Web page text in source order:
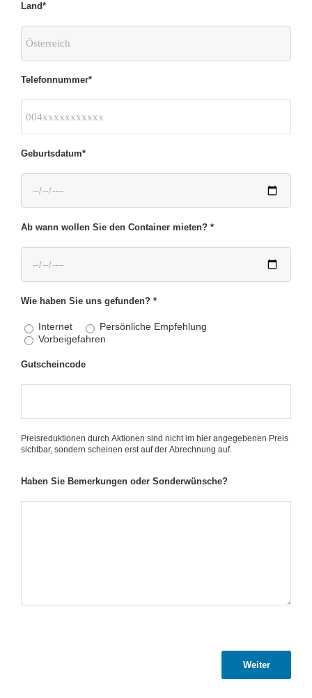
Land*
Telefonnummer*
Geburtsdatum*
Ab wann wollen Sie den Container mieten? *
Wie haben Sie uns gefunden? *
Internet
Persönliche Empfehlung
Vorbeigefahren
Gutscheincode
Preisreduktionen durch Aktionen sind nicht im hier angegebenen Preis
sichtbar, sondern scheinen erst auf der Abrechnung auf.
Haben Sie Bemerkungen oder Sonderwünsche?
Weiter